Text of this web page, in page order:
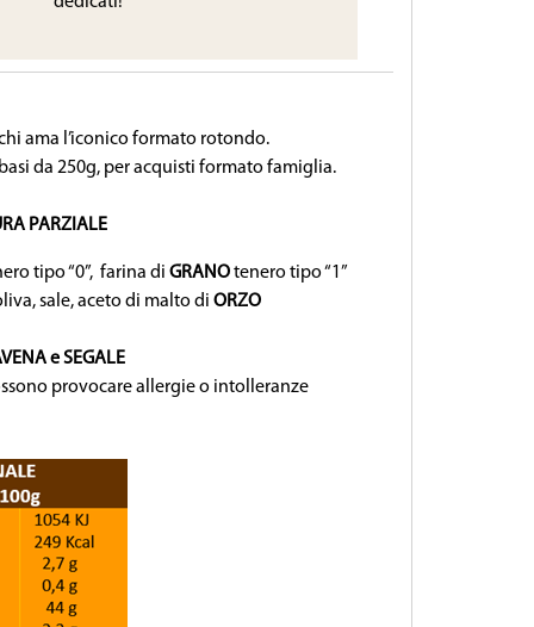
ama l’iconico formato rotondo.
da 250g, per acquisti formato famiglia.
PARZIALE
tipo “0”, farina diGRANOtenero tipo “1”
sale, aceto di malto diORZO
e SEGALE
provocare allergie o intolleranze